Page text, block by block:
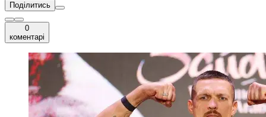
Поділитись
0
коментарі